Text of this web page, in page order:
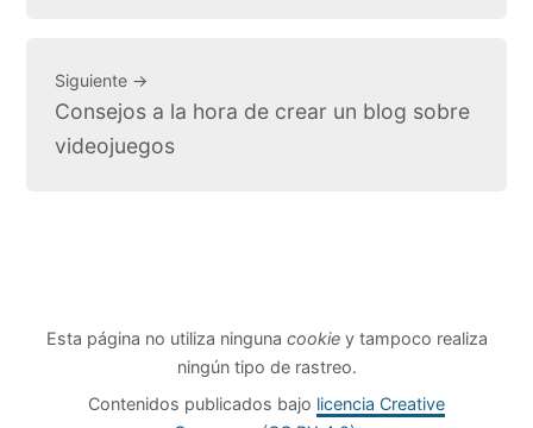
Siguiente →
Consejos a la hora de crear un blog sobre
videojuegos
Esta página no utiliza ninguna cookiey tampoco realiza
ningún tipo de rastreo.
Contenidos publicados bajo licencia Creative